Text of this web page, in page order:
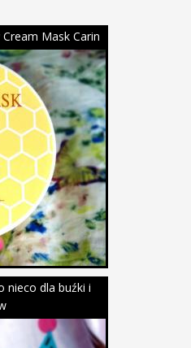
Mask Carin
nieco dla buźki i